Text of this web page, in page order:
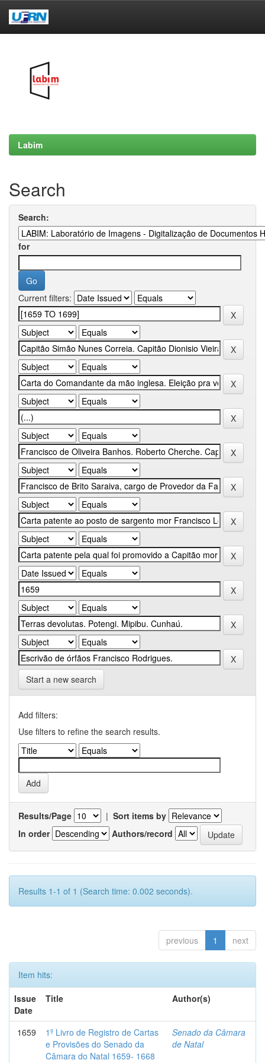
Labim
Search
Search:
for
Current filters:
Start a new search
Add filters:
Use filters to refine the search results.
Results/Page | Sort items by
In order
Authors/record
Results 1-1 of 1 (Search time: 0.002 seconds).
previous 1 next
Item hits:
Issue
Date
Title Author(s)
1659
1º Livro de Registro de Cartas
e Provisões do Senado da
Câmara do Natal 1659- 1668
Senado da Câmara
de Natal